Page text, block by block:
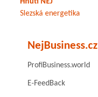
Hnutí NEJ
Slezská energetika
NejBusiness.cz
ProfiBusiness.world
E-FeedBack